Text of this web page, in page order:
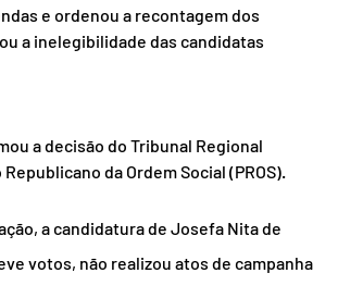
e ordenou a recontagem dos
a inelegibilidade das candidatas
a decisão do Tribunal Regional
da Ordem Social (PROS).
a candidatura de Josefa Nita de
votos, não realizou atos de campanha